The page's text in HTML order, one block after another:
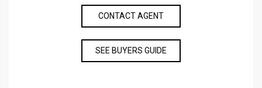
CONTACT AGENT
SEE BUYERS GUIDE